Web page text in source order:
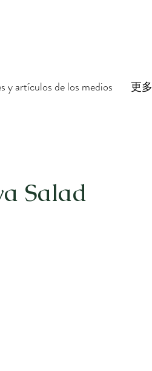
y artículos de los medios 更多
Salad